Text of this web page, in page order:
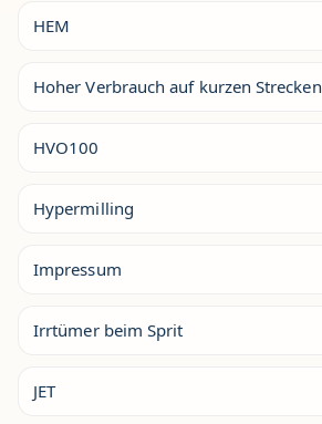
HEM
Hoher Verbrauch auf kurzen Strecken
HVO100
Hypermilling
Impressum
Irrtümer beim Sprit
JET